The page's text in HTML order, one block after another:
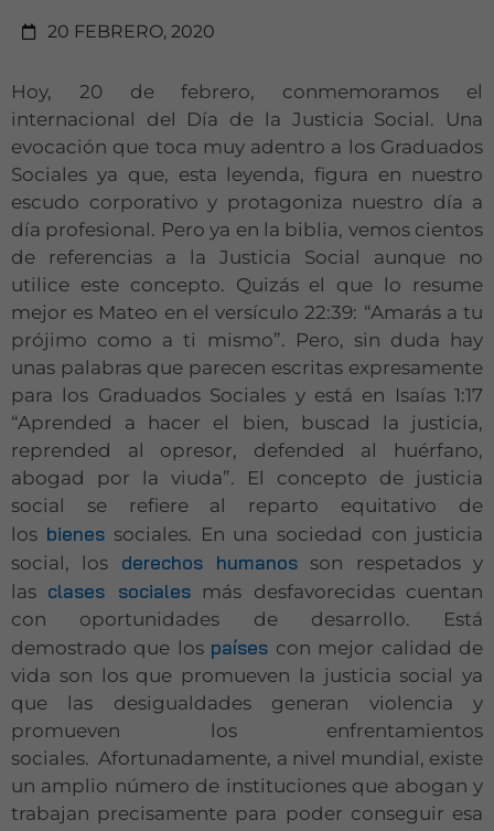
20 FEBRERO, 2020
Hoy, 20 de febrero, conmemoramos el
internacional del Día de la Justicia Social. Una
evocación que toca muy adentro a los Graduados
Sociales ya que, esta leyenda, figura en nuestro
escudo corporativo y protagoniza nuestro día a
día profesional. Pero ya en la biblia, vemos cientos
de referencias a la Justicia Social aunque no
utilice este concepto. Quizás el que lo resume
mejor es Mateo en el versículo 22:39: “Amarás a tu
prójimo como a ti mismo”. Pero, sin duda hay
unas palabras que parecen escritas expresamente
para los Graduados Sociales y está en Isaías 1:17
“Aprended a hacer el bien, buscad la justicia,
reprended al opresor, defended al huérfano,
abogad por la viuda”. El concepto de justicia
social se refiere al reparto equitativo de
los bienessociales. En una sociedad con justicia
social, los derechos humanos son respetados y
las clases socialesmás desfavorecidas cuentan
con oportunidades de desarrollo. Está
demostrado que los países con mejor calidad de
vida son los que promueven la justicia social ya
que las desigualdades generan violencia y
promueven los enfrentamientos
sociales. Afortunadamente, a nivel mundial, existe
un amplio número de instituciones que abogan y
trabajan precisamente para poder conseguir esa